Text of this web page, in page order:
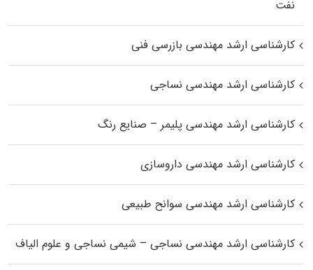
نفت
کارشناسی ارشد مهندسی بازرسی فنی
کارشناسی ارشد مهندسی نساجی
کارشناسی ارشد مهندسی پلیمر – صنایع رنگ
کارشناسی ارشد مهندسی داروسازی
کارشناسی ارشد مهندسی سوانح طبیعی
کارشناسی ارشد مهندسی نساجی – شیمی نساجی و علوم الیاف